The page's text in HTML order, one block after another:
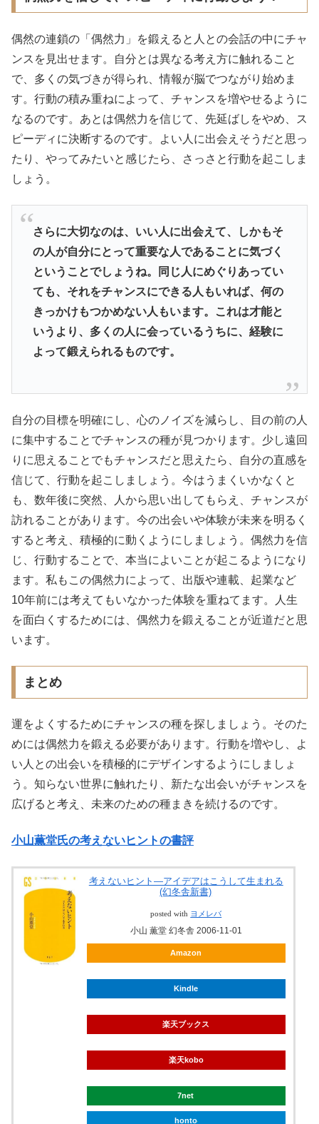
偶然の連鎖の「偶然力」を鍛えると人との会話の中にチャ
ンスを見出せます。自分とは異なる考え方に触れること
で、多くの気づきが得られ、情報が脳でつながり始めま
す。行動の積み重ねによって、チャンスを増やせるように
なるのです。あとは偶然力を信じて、先延ばしをやめ、ス
ピーディに決断するのです。よい人に出会えそうだと思っ
たり、やってみたいと感じたら、さっさと行動を起こしま
しょう。
さらに大切なのは、いい人に出会えて、
しかもそ
の人が自分にとって重要な人であることに気づく
というこ とでしょうね。同じ人にめぐりあってい
ても、 それをチャンスにできる人もいれば、何の
きっかけもつかめない人もいます。これは才能と
いうより、 多くの人に会っているうちに、経験に
よって鍛えられるものです。
自分の目標を明確にし、心のノイズを減らし、目の前の人
に集中することでチャンスの種が見つかります。少し遠回
りに思えることでもチャンスだと思えたら、自分の直感を
信じて、行動を起こしましょう。今はうまくいかなくと
も、数年後に突然、人から思い出してもらえ、チャンスが
訪れることがあります。今の出会いや体験が未来を明るく
すると考え、積極的に動くようにしましょう。偶然力を信
じ、行動することで、本当によいことが起こるようになり
ます。私もこの偶然力によって、出版や連載、起業など
10年前には考えてもいなかった体験を重ねてます。人生
を面白くするためには、偶然力を鍛えることが近道だと思
います。
まとめ
運をよくするためにチャンスの種を探しましょう。そのた
めには偶然力を鍛える必要があります。行動を増やし、よ
い人との出会いを積極的にデザインするようにしましょ
う。知らない世界に触れたり、新たな出会いがチャンスを
広げると考え、未来のための種まきを続けるのです。
小山薫堂氏の考えないヒントの書評
考えないヒント―アイデアはこうして生まれる
(幻冬舎新書)
posted with ヨメレバ
小山 薫堂 幻冬舎 2006-11-01
Amazon
Kindle
楽天ブックス
楽天kobo
7net
honto